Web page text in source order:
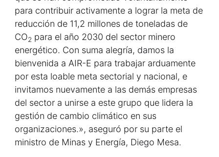
para contribuir activamente a lograr la meta de
reducción de 11,2 millones de toneladas de
CO2 para el año 2030 del sector minero
energético. Con suma alegría, damos la
bienvenida a AIR-E para trabajar arduamente
por esta loable meta sectorial y nacional, e
invitamos nuevamente a las demás empresas
del sector a unirse a este grupo que lidera la
gestión de cambio climático en sus
organizaciones.», aseguró por su parte el
ministro de Minas y Energía, Diego Mesa.